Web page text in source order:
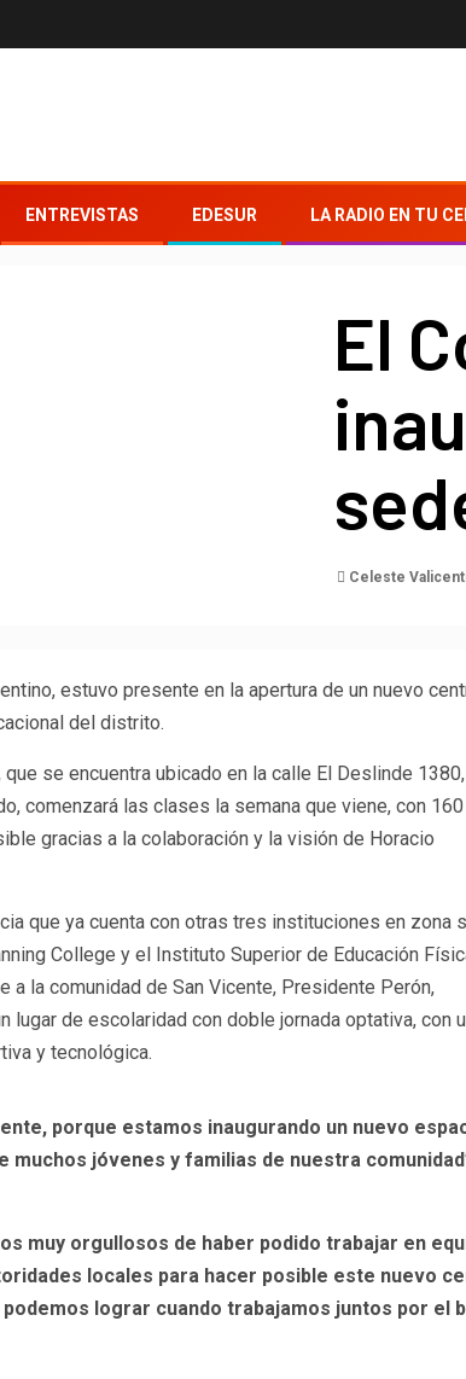
ENTREVISTAS EDESUR LA RADIO EN TU
El
Celeste
estuvo presente en la apertura de un nuevo
del distrito.
se encuentra ubicado en la calle El Deslinde 1380,
comenzará las clases la semana que viene, con 160
gracias a la colaboración y la visión de Horacio
que ya cuenta con otras tres instituciones en zona
College y el Instituto Superior de Educación
la comunidad de San Vicente, Presidente Perón,
lugar de escolaridad con doble jornada optativa, con
y tecnológica.
porque estamos inaugurando un nuevo
muchos jóvenes y familias de nuestra
muy orgullosos de haber podido trabajar en
locales para hacer posible este nuevo
podemos lograr cuando trabajamos juntos por el